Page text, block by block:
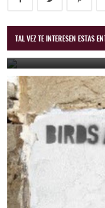
TAL VEZ TE INTERESEN ESTAS